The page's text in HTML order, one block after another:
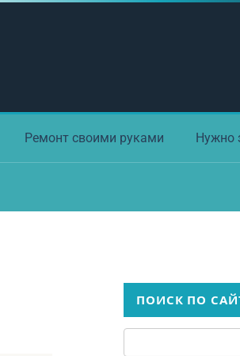
Ремонт своими руками Нужно
ПОИСК ПО